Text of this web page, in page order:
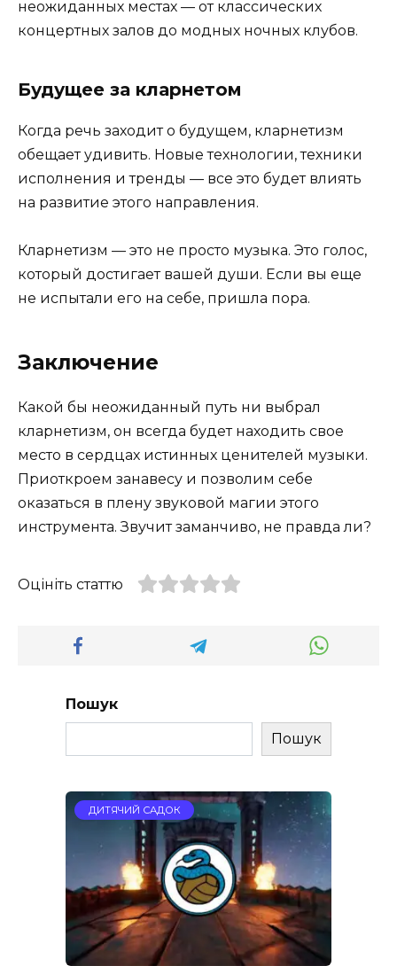
неожиданных местах — от классических
концертных залов до модных ночных клубов.
Будущее за кларнетом
Когда речь заходит о будущем, кларнетизм
обещает удивить. Новые технологии, техники
исполнения и тренды — все это будет влиять
на развитие этого направления.
Кларнетизм — это не просто музыка. Это голос,
который достигает вашей души. Если вы еще
не испытали его на себе, пришла пора.
Заключение
Какой бы неожиданный путь ни выбрал
кларнетизм, он всегда будет находить свое
место в сердцах истинных ценителей музыки.
Приоткроем занавесу и позволим себе
оказаться в плену звуковой магии этого
инструмента. Звучит заманчиво, не правда ли?
Оцініть статтю
Пошук
Пошук
ДИТЯЧИЙ САДОК